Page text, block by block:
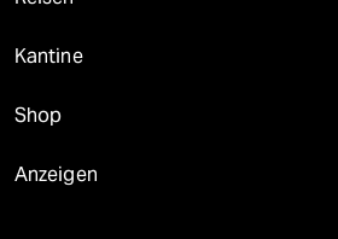
Kantine
Shop
Anzeigen